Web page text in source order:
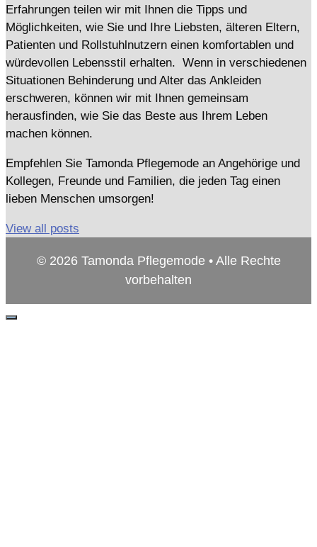
Erfahrungen teilen wir mit Ihnen die Tipps und
Möglichkeiten, wie Sie und Ihre Liebsten, älteren Eltern,
Patienten und Rollstuhlnutzern einen komfortablen und
würdevollen Lebensstil erhalten. Wenn in verschiedenen
Situationen Behinderung und Alter das Ankleiden
erschweren, können wir mit Ihnen gemeinsam
herausfinden, wie Sie das Beste aus Ihrem Leben
machen können.
Empfehlen Sie Tamonda Pflegemode an Angehörige und
Kollegen, Freunde und Familien, die jeden Tag einen
lieben Menschen umsorgen!
View all posts
© 2026 Tamonda Pflegemode • Alle Rechte
vorbehalten
Schließen